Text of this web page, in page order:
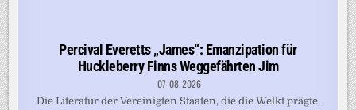
Percival Everetts „James“: Emanzipation für
Huckleberry Finns Weggefährten Jim
07-08-2026
Die Literatur der Vereinigten Staaten, die die Welkt prägte,